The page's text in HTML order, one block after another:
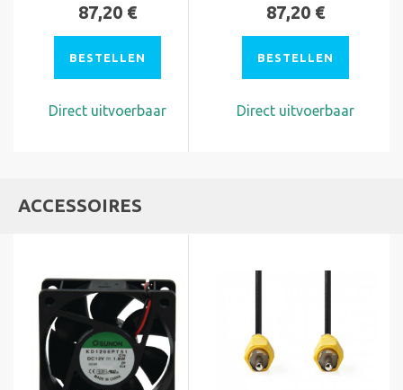
87,20 €
BESTELLEN
Direct uitvoerbaar
87,20 €
BESTELLEN
Direct uitvoerbaar
ACCESSOIRES